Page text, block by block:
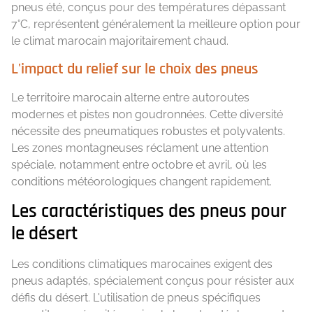
pneus été, conçus pour des températures dépassant
7°C, représentent généralement la meilleure option pour
le climat marocain majoritairement chaud.
L'impact du relief sur le choix des pneus
Le territoire marocain alterne entre autoroutes
modernes et pistes non goudronnées. Cette diversité
nécessite des pneumatiques robustes et polyvalents.
Les zones montagneuses réclament une attention
spéciale, notamment entre octobre et avril, où les
conditions météorologiques changent rapidement.
Les caractéristiques des pneus pour
le désert
Les conditions climatiques marocaines exigent des
pneus adaptés, spécialement conçus pour résister aux
défis du désert. L'utilisation de pneus spécifiques